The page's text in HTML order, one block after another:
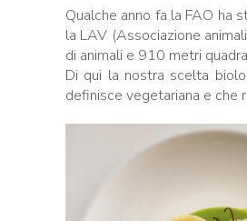
Qualche anno fa la FAO ha
la LAV (Associazione
di animali e 910 metri
Di qui la nostra scelta
definisce vegetariana e